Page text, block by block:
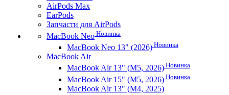
AirPods Max
EarPods
Запчасти для AirPods
MacBook Neo Новинка
MacBook Neo 13" (2026) Новинка
MacBook Air
MacBook Air 13" (M5, 2026) Новинка
MacBook Air 15" (M5, 2026) Новинка
MacBook Air 13" (M4, 2025)